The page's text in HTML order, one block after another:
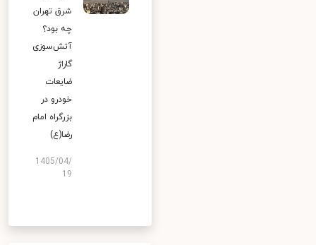
شرق تهران
چه بود؟
آتش‌سوزی
گاراژ
ضایعات
خودرو در
بزرگراه امام
رضا(ع)
1405/04/
19